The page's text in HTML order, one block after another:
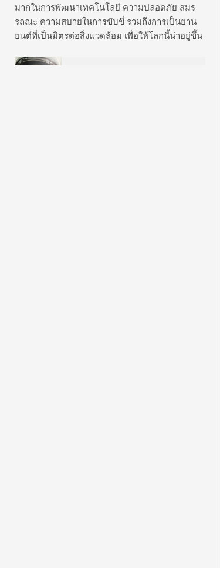
มากในการพัฒนาเทคโนโลยี ความปลอดภัย สมร
รถณะ ความสบายในการขับขี่ รวมถึงการเป็นยาน
ยนต์ที่เป็นมิตรต่อสิ่งแวดล้อม เพื่อให้โลกนี้น่าอยู่ขึ้น